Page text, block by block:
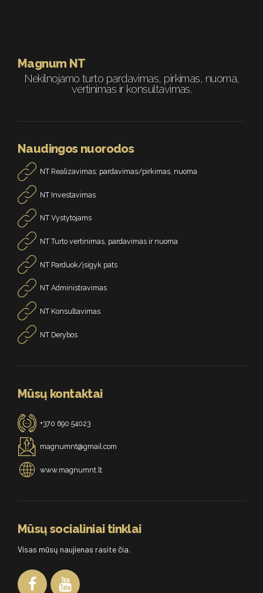
Magnum NT
Nekilnojamo turto pardavimas, pirkimas, nuoma,
vertinimas ir konsultavimas.
Naudingos nuorodos
NT Realizavimas: pardavimas/pirkimas, nuoma
NT Investavimas
NT Vystytojams
NT Turto vertinimas, pardavimas ir nuoma
NT Parduok/įsigyk pats
NT Administravimas
NT Konsultavimas
NT Derybos
Mūsų kontaktai
+370 690 54023
magnumnt@gmail.com
www.magnumnt.lt
Mūsų socialiniai tinklai
Visas mūsų naujienas rasite čia.